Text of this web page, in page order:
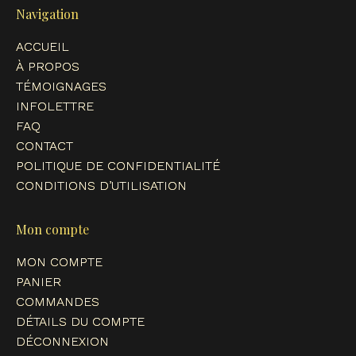
opens
new
window
Navigation
ACCUEIL
À PROPOS
TÉMOIGNAGES
INFOLETTRE
FAQ
CONTACT
POLITIQUE DE CONFIDENTIALITÉ
CONDITIONS D’UTILISATION
Mon compte
MON COMPTE
PANIER
COMMANDES
DÉTAILS DU COMPTE
DÉCONNEXION